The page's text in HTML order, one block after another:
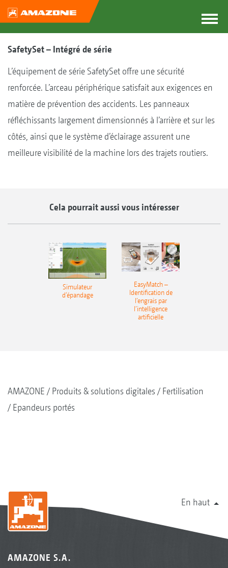
SafetySet – Intégré de série
L’équipement de série SafetySet offre une sécurité
renforcée. L’arceau périphérique satisfait aux exigences en
matière de prévention des accidents. Les panneaux
réfléchissants largement dimensionnés à l’arrière et sur les
côtés, ainsi que le système d’éclairage assurent une
meilleure visibilité de la machine lors des trajets routiers.
Cela pourrait aussi vous intéresser
Simulateur
d‘épandage
EasyMatch –
Identification de
l’engrais par
l’intelligence
artificielle
AMAZONE Produits & solutions digitales
Fertilisation
Epandeurs portés
En haut
AMAZONE S.A.